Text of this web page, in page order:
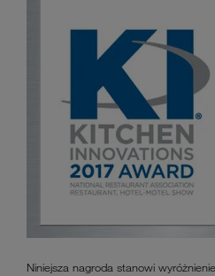
Niniejsza nagroda stanowi